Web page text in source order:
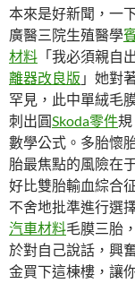
本來是好新聞，一
廣醫三院生殖醫學
材料 「我必須親自
離器改良版 」她對
罕見，此中單絨毛
刺出圓Skoda零件
數學公式。多胎懷
胎最焦點的風險在
好比雙胎輸血綜合
不舍地批準進行選
汽車材料毛膜三胎
於對自己說話，興
金買下這棟樓，讓